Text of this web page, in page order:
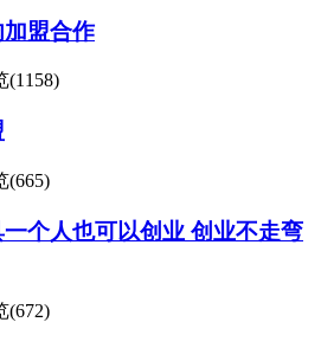
盟合作
(1158)
(665)
个人也可以创业 创业不走弯
(672)